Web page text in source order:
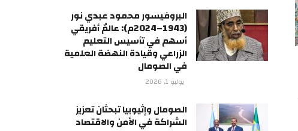
البروفيسور محمود عبدي نور
(1943–2024م): عالمٌ أفريقي
أسهم في تأسيس التعليم
الزراعي وقيادة النهضة العلمية
في الصومال
يوليو 1, 2026
الصومال وإثيوبيا تبحثان تعزيز
الشراكة في الأمن والاقتصاد